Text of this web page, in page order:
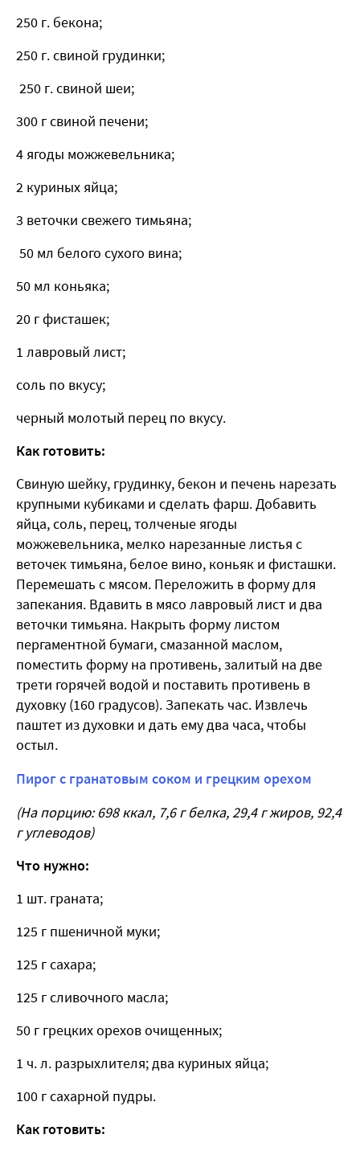
250 г. бекона;
250 г. свиной грудинки;
250 г. свиной шеи;
300 г свиной печени;
4 ягоды можжевельника;
2 куриных яйца;
3 веточки свежего тимьяна;
50 мл белого сухого вина;
50 мл коньяка;
20 г фисташек;
1 лавровый лист;
соль по вкусу;
черный молотый перец по вкусу.
Как готовить:
Свиную шейку, грудинку, бекон и печень нарезать
крупными кубиками и сделать фарш. Добавить
яйца, соль, перец, толченые ягоды
можжевельника, мелко нарезанные листья с
веточек тимьяна, белое вино, коньяк и фисташки.
Перемешать с мясом. Переложить в форму для
запекания. Вдавить в мясо лавровый лист и два
веточки тимьяна. Накрыть форму листом
пергаментной бумаги, смазанной маслом,
поместить форму на противень, залитый на две
трети горячей водой и поставить противень в
духовку (160 градусов). Запекать час. Извлечь
паштет из духовки и дать ему два часа, чтобы
остыл.
Пирог с гранатовым соком и грецким орехом
(На порцию: 698 ккал, 7,6 г белка, 29,4 г жиров, 92,4
г углеводов)
Что нужно:
1 шт. граната;
125 г пшеничной муки;
125 г сахара;
125 г сливочного масла;
50 г грецких орехов очищенных;
1 ч. л. разрыхлителя; два куриных яйца;
100 г сахарной пудры.
Как готовить: